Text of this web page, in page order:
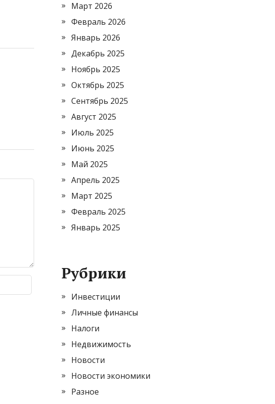
Март 2026
Февраль 2026
Январь 2026
Декабрь 2025
Ноябрь 2025
Октябрь 2025
Сентябрь 2025
Август 2025
Июль 2025
Июнь 2025
Май 2025
Апрель 2025
Март 2025
Февраль 2025
Январь 2025
Рубрики
Инвестиции
Личные финансы
Налоги
Недвижимость
Новости
Новости экономики
Разное